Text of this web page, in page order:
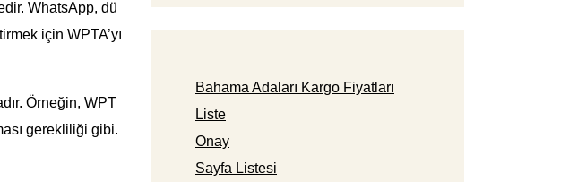
WhatsApp, dü
için WPTA’yı
Örneğin, WPT
gerekliliği gibi.
Bahama Adaları Kargo Fiyatları
Liste
Onay
Sayfa Listesi